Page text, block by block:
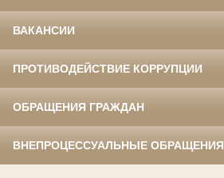
ВАКАНСИИ
ПРОТИВОДЕЙСТВИЕ КОРРУПЦИИ
ОБРАЩЕНИЯ ГРАЖДАН
ВНЕПРОЦЕССУАЛЬНЫЕ ОБРАЩЕНИЯ